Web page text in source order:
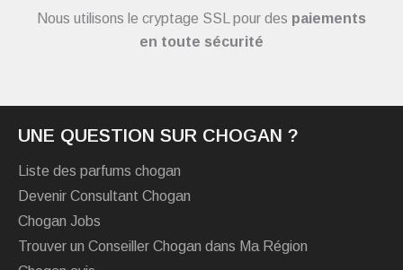
Nous utilisons le cryptage SSL pour des paiements
en toute sécurité
UNE QUESTION SUR CHOGAN ?
Liste des parfums chogan
Devenir Consultant Chogan
Chogan Jobs
Trouver un Conseiller Chogan dans Ma Région